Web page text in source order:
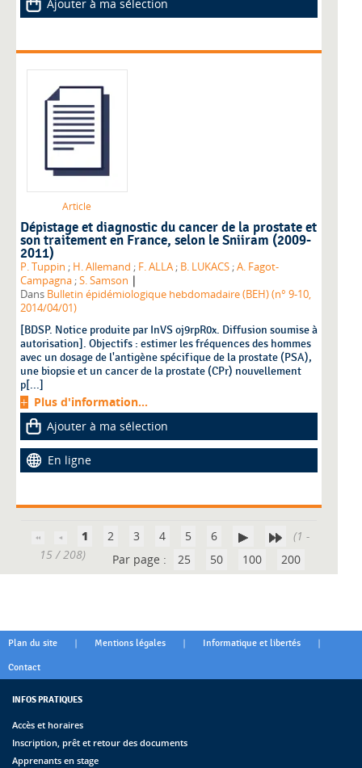
Ajouter à ma sélection
Article
Dépistage et diagnostic du cancer de la prostate et
son traitement en France, selon le Sniiram (2009-
2011)
P. Tuppin ; H. Allemand ; F. ALLA ; B. LUKACS ;A. Fagot-
Campagna ;S. Samson |
Dans Bulletin épidémiologique hebdomadaire (BEH) (n° 9-10,
2014/04/01)
[BDSP. Notice produite par InVS oj9rpR0x. Diffusion soumise à
autorisation]. Objectifs : estimer les fréquences des hommes
avec un dosage de l'antigène spécifique de la prostate (PSA),
une biopsie et un cancer de la prostate (CPr) nouvellement
p[...]
Plus d'information...
Ajouter à ma sélection
En ligne
1 2 3 4 5 6
15 / 208)
Par page : 25 50 100 200
Plan du site | Mentions légales | Informatique et libertés |
Contact
INFOS PRATIQUES
Accès et horaires
Inscription, prêt et retour des documents
Apprenants en stage